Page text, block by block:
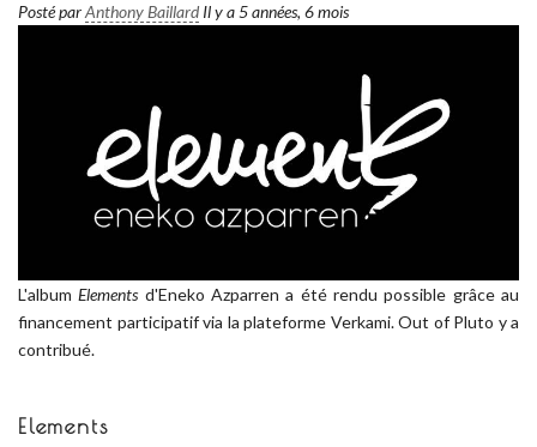
Posté parAnthony Baillard Il y a 5 années, 6 mois
L'albumElements d'Eneko Azparren a été rendu possible grâce au
financement participatif via la plateforme Verkami. Out of Pluto y a
contribué.
Elements